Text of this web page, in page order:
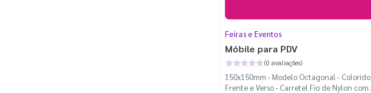
Feiras e Eventos
Móbile para PDV
(0 avaliações)
150x150mm - Modelo Octagonal - Colorido
Frente e Verso - Carretel Fio de Nylon com